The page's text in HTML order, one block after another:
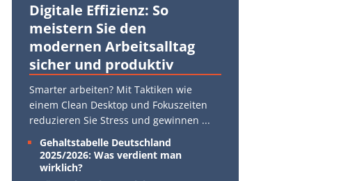
Digitale Effizienz: So
meistern Sie den
modernen Arbeitsalltag
sicher und produktiv
Smarter arbeiten? Mit Taktiken wie
einem Clean Desktop und Fokuszeiten
reduzieren Sie Stress und gewinnen ...
Gehaltstabelle Deutschland
2025/2026: Was verdient man
wirklich?